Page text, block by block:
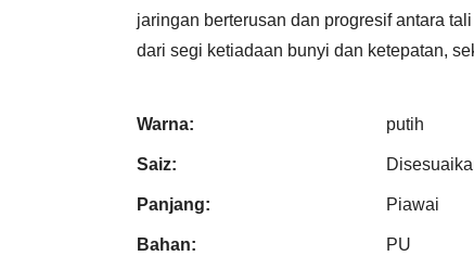
jaringan berterusan dan progresif antara
dari segi ketiadaan bunyi dan ketepatan,
Warna: putih
Saiz:
Panjang: Piawai
Bahan: PU